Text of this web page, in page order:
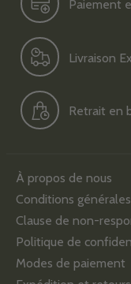
Paiement
Livraison
Retrait en
À propos de nous
Conditions
Clause de non-
Politique de
Modes de paiement